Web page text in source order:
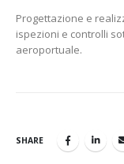
Progettazione e
ispezioni e controlli
aeroportuale.
SHARE